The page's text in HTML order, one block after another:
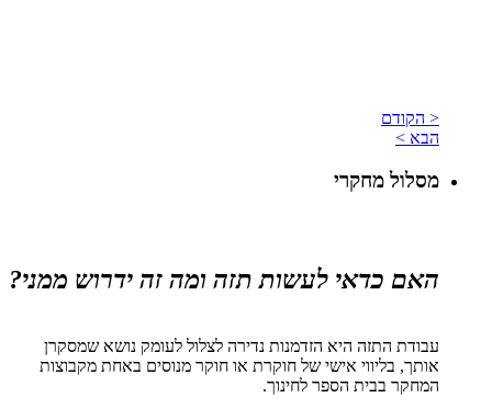
< הקודם
הבא >
מסלול מחקרי
האם כדאי לעשות תזה ומה זה ידרוש ממני?
עבודת התזה היא הזדמנות נדירה לצלול לעומק נושא שמסקרן
אותך, בליווי אישי של חוקרת או חוקר מנוסים באחת מקבוצות
המחקר בבית הספר לחינוך.